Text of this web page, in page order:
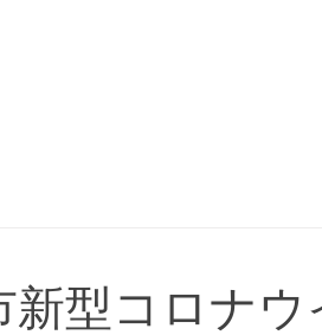
新型コロナ